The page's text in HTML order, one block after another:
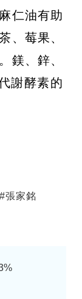
仁油有助
、莓果、
鎂、鋅、
謝酵素的
#張家銘